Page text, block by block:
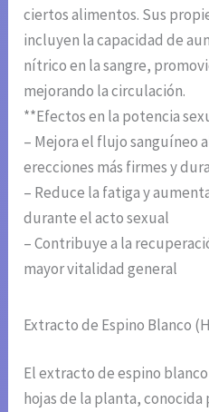
ciertos alimentos. Sus
incluyen la capacidad de
nítrico en la sangre,
mejorando la circulación.
**Efectos en la potencia
– Mejora el flujo sanguíneo
erecciones más firmes y
– Reduce la fatiga y
durante el acto sexual
– Contribuye a la
mayor vitalidad general
Extracto de Espino Blanco
El extracto de espino
hojas de la planta, conocida